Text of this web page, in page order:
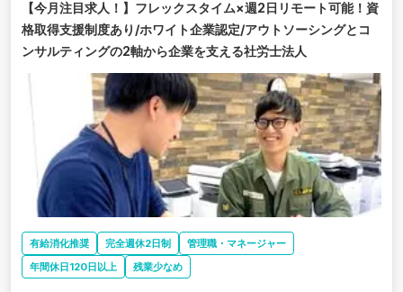
【今月注目求人！】フレックスタイム×週2日リモート可能！資
格取得支援制度あり/ホワイト企業認定/アウトソーシングとコ
ンサルティングの2軸から企業を支える社労士法人
有給消化推奨 完全週休2日制
管理職・マネージャー
年間休日120日以上
残業少なめ